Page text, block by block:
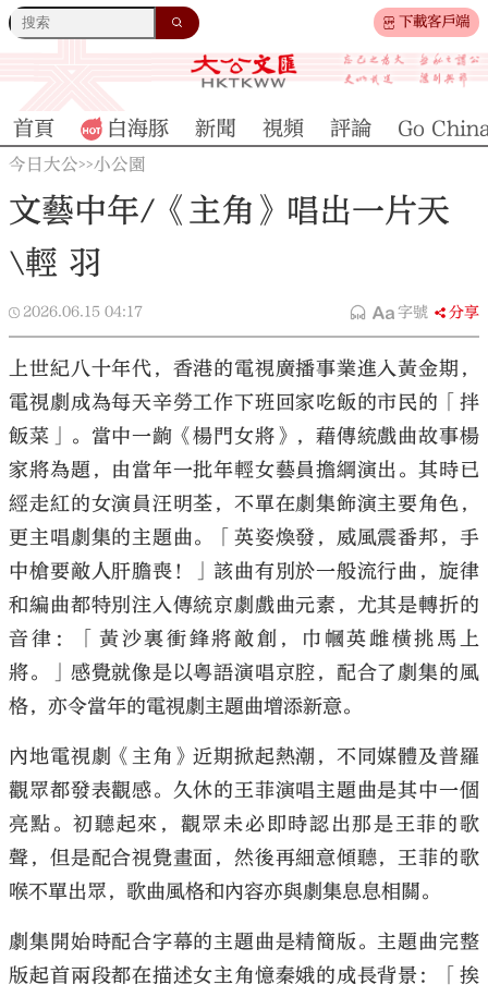
下載客戶端
大公文匯
首頁 白海豚 新聞 視頻 評論 Go
今日大公>>小公園
文藝中年/《主角》唱出一片天
\輕 羽
2026.06.15 04:17 字號 分享
上世紀八十年代，香港的電視廣播事業進入黃金期，
電視劇成為每天辛勞工作下班回家吃飯的市民的「拌
飯菜」。當中一齣《楊門女將》，藉傳統戲曲故事楊
家將為題，由當年一批年輕女藝員擔綱演出。其時已
經走紅的女演員汪明荃，不單在劇集飾演主要角色，
更主唱劇集的主題曲。「英姿煥發，威風震番邦，手
中槍要敵人肝膽喪！」該曲有別於一般流行曲，旋律
和編曲都特別注入傳統京劇戲曲元素，尤其是轉折的
音律：「黃沙裏衝鋒將敵創，巾幗英雌橫挑馬上
將。」感覺就像是以粵語演唱京腔，配合了劇集的風
格，亦令當年的電視劇主題曲增添新意。
內地電視劇《主角》近期掀起熱潮，不同媒體及普羅
觀眾都發表觀感。久休的王菲演唱主題曲是其中一個
亮點。初聽起來，觀眾未必即時認出那是王菲的歌
聲，但是配合視覺畫面，然後再細意傾聽，王菲的歌
喉不單出眾，歌曲風格和內容亦與劇集息息相關。
劇集開始時配合字幕的主題曲是精簡版。主題曲完整
版起首兩段都在描述女主角憶秦娥的成長背景：「挨